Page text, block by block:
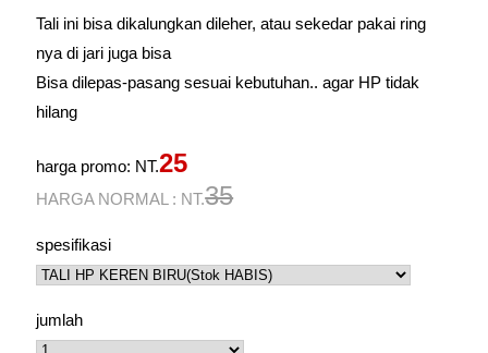
Tali ini bisa dikalungkan dileher, atau sekedar pakai ring
nya di jari juga bisa
Bisa dilepas-pasang sesuai kebutuhan.. agar HP tidak
hilang
harga promo: NT.25
HARGA NORMAL : NT.35
spesifikasi
jumlah